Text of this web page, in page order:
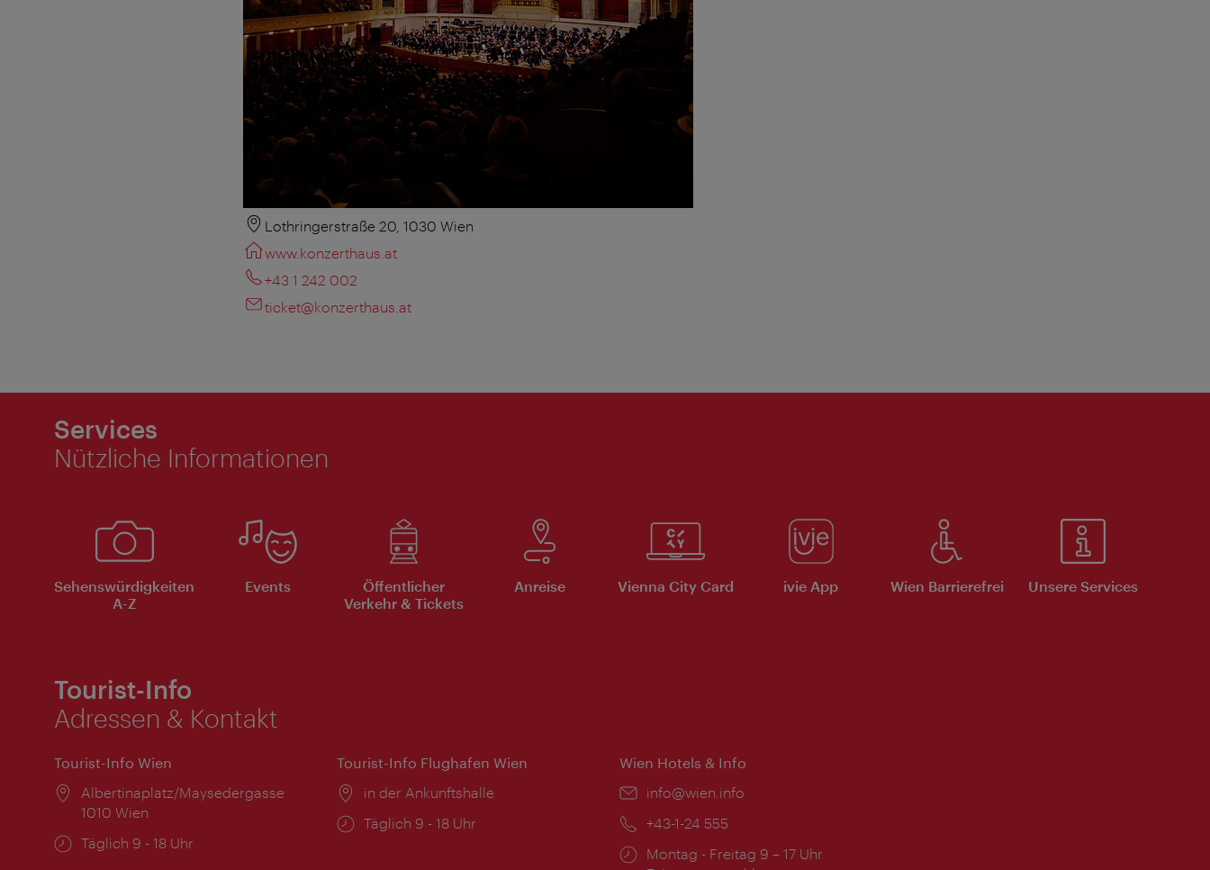
Lothringerstraße 20, 1030 Wien
www.konzerthaus.at
+43 1 242 002
ticket@konzerthaus.at
Services
Nützliche Informationen
Sehenswürdigkeiten
A-Z
Events
Öffentlicher
Verkehr & Tickets
Anreise Vienna City Card ivie App Wien Barrierefrei Unsere Services
Tourist-Info
Adressen & Kontakt
Tourist-Info Wien
Ort:
Albertinaplatz/Maysedergasse
1010 Wien
Öffnungszeiten:
Täglich 9 - 18 Uhr
Tourist-Info Flughafen Wien
Ort:
in der Ankunftshalle
Öffnungszeiten:
Täglich 9 - 18 Uhr
Wien Hotels & Info
Email:
info@wien.info
Telefon:
+43-1-24 555
Öffnungszeiten:
Montag - Freitag 9 – 17 Uhr